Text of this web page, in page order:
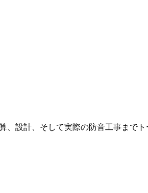
設計、そして実際の防音工事まで